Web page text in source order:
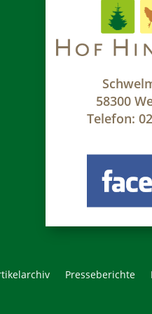
58300
Telefon:
Presseberichte